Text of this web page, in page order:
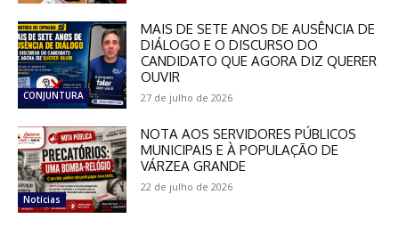
CONJUNTURA
MAIS DE SETE ANOS DE AUSÊNCIA DE
DIÁLOGO E O DISCURSO DO
CANDIDATO QUE AGORA DIZ QUERER
OUVIR
27 de julho de 2026
Notícias
NOTA AOS SERVIDORES PÚBLICOS
MUNICIPAIS E À POPULAÇÃO DE
VÁRZEA GRANDE
22 de julho de 2026